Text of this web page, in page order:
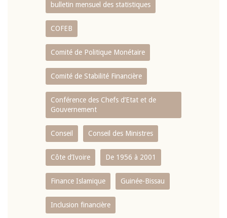
bulletin mensuel des statistiques
COFEB
Comité de Politique Monétaire
Comité de Stabilité Financière
Conférence des Chefs d’Etat et de
Gouvernement
Conseil Conseil des Ministres
Côte d’Ivoire De 1956 à 2001
Finance Islamique Guinée-Bissau
Inclusion financière